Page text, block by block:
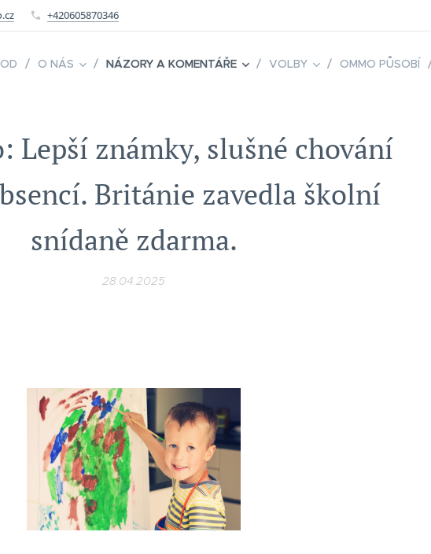
+420605870346
O NÁS NÁZORY A KOMENTÁŘE VOLBY OMMO PŮSOBÍ
Lepší známky, slušné chování
Británie zavedla školní
snídaně zdarma.
28.04.2025